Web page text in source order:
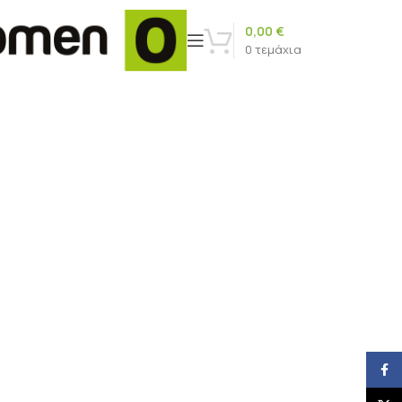
0 τεμάχια
0,00 €